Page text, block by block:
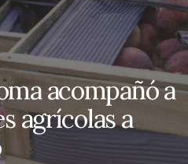
acompañó a
agrícolas a